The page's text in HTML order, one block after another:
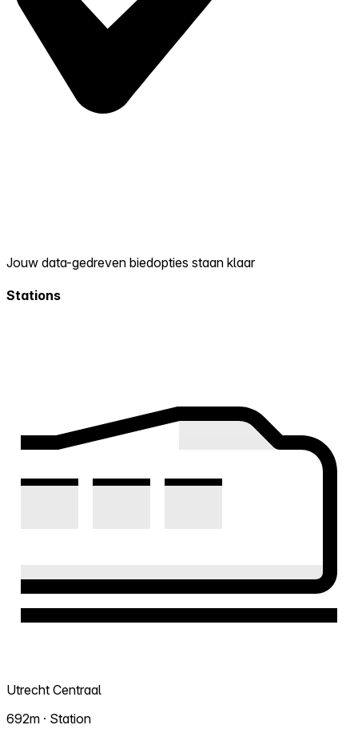
Jouw data-gedreven biedopties staan klaar
Stations
Utrecht Centraal
692m · Station